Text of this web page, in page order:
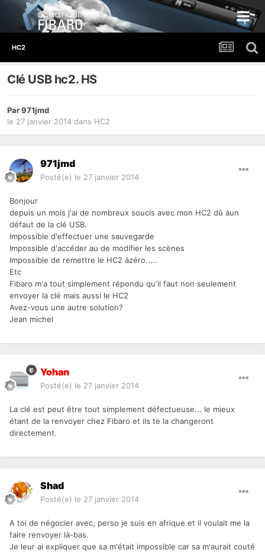
HC2
Clé USB hc2. HS
Par971jmd
le 27 janvier 2014 dans HC2
971jmd
Posté(e) le 27 janvier 2014
Bonjour
depuis un mois j'ai de nombreux soucis avec mon HC2 dû àun
défaut de la clé USB.
Impossible d'effectuer une sauvegarde
Impossible d'accéder au de modifier les scènes
Impossible de remettre le HC2 àzéro.....
Etc
Fibaro m'a tout simplement répondu qu'il faut non seulement
envoyer la clé mais aussi le HC2
Avez-vous une autre solution?
Jean michel
Yohan
Posté(e) le 27 janvier 2014
La clé est peut être tout simplement défectueuse... le mieux
étant de la renvoyer chez Fibaro et ils te la changeront
directement.
Shad
Posté(e) le 27 janvier 2014
A toi de négocier avec, perso je suis en afrique et il voulait me la
faire renvoyer là-bas.
Je leur ai expliquer que sa m'était impossible car sa m'aurait couté